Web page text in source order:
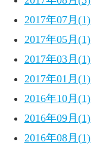
2017年07月(1)
2017年05月(1)
2017年03月(1)
2017年01月(1)
2016年10月(1)
2016年09月(1)
2016年08月(1)